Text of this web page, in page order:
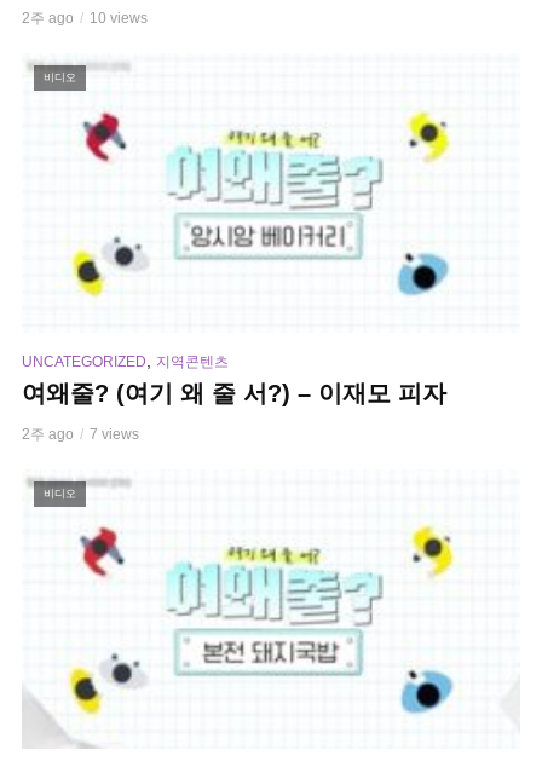
2주 ago 10 views
비디오
UNCATEGORIZED 지역콘텐츠
여왜줄? (여기 왜 줄 서?) – 이재모 피자
2주 ago 7 views
비디오